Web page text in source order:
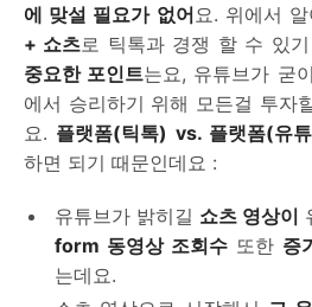
에 맞설 필요가 없어요. 위에서
+ 쇼츠로 틱톡과 경쟁 할 수 있
중요한 포인트는요, 유튜브가 굳
에서 승리하기 위해 모든걸 투자
요. 플랫폼(틱톡) vs. 플랫폼(유
하면 되기 때문인데요 :
유튜브가 밝히길 쇼츠 영상이
form 동영상 조회수 또한 증
는데요.